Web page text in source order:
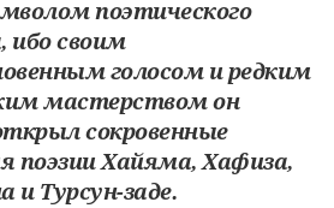
поэтического
ибо своим
голосом и редким
мастерством он
сокровенные
поэзии Хайяма, Хафиза,
и Турсун-заде.